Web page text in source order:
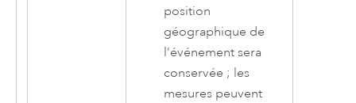
position
géographique de
l’événement sera
conservée ; les
mesures peuvent